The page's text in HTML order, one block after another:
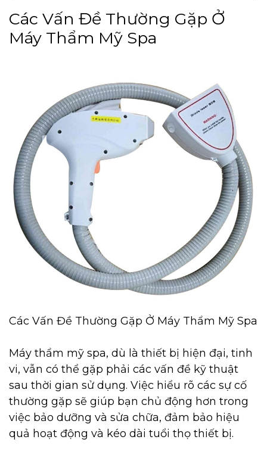
Các Vấn Đề Thường Gặp Ở
Máy Thẩm Mỹ Spa
Các Vấn Đề Thường Gặp Ở Máy Thẩm Mỹ Spa
Máy thẩm mỹ spa, dù là thiết bị hiện đại, tinh
vi, vẫn có thể gặp phải các vấn đề kỹ thuật
sau thời gian sử dụng. Việc hiểu rõ các sự cố
thường gặp sẽ giúp bạn chủ động hơn trong
việc bảo dưỡng và sửa chữa, đảm bảo hiệu
quả hoạt động và kéo dài tuổi thọ thiết bị.